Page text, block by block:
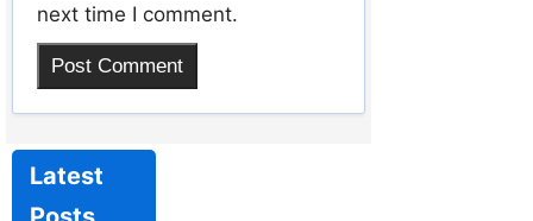
next time I comment.
Latest